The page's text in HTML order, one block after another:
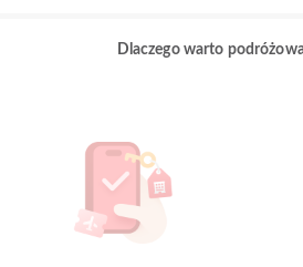
Dlaczego warto